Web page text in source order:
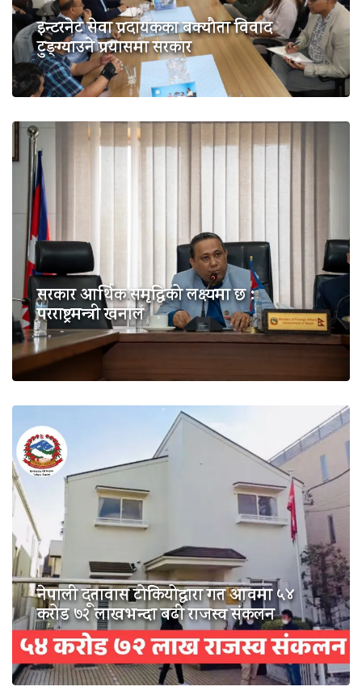
इन्टरनेट सेवा प्रदायकका बक्यौता विवाद
टुङ्ग्याउने प्रयासमा सरकार
सरकार आर्थिक समृद्धिको लक्ष्यमा छ :
परराष्ट्रमन्त्री खनाल
नेपाली दूतावास टोकियोद्वारा गत आवमा ५४
करोड ७२ लाखभन्दा बढी राजस्व संकलन